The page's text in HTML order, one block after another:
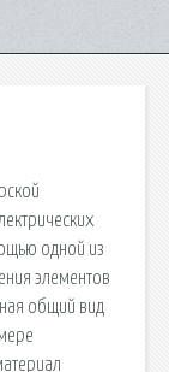
одной из
элементов
общий вид